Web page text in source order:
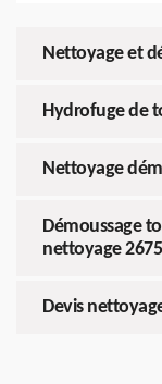
Nettoyage et
Hydrofuge de
Nettoyage
Démoussage
nettoyage
Devis